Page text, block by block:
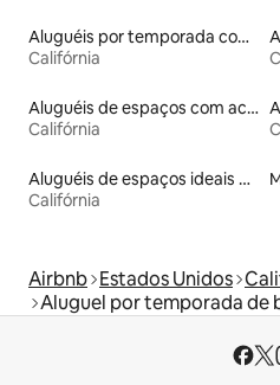
Aluguéis por temporada com vista para a praia
Califórnia
Aluguéis de espaços com acesso direto a pistas de esqui
Califórnia
Aluguéis de espaços ideais para famílias
Califórnia
Airbnb Estados Unidos
Aluguel por temporada de